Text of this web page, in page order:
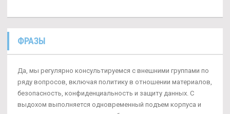
ФРАЗЫ
Да, мы регулярно консультируемся с внешними группами по
ряду вопросов, включая политику в отношении материалов,
безопасность, конфиденциальность и защиту данных. С
выдохом выполняется одновременный подъем корпуса и